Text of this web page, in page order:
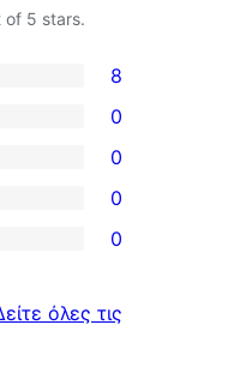
of 5 stars.
8
0
0
0
0
όλες τις